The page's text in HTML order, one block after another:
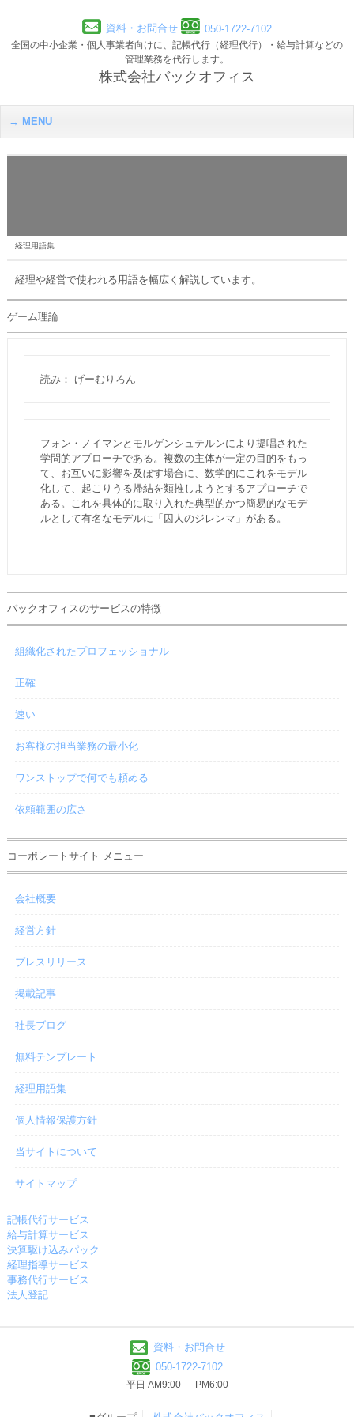
資料・お問合せ 050-1722-7102
全国の中小企業・個人事業者向けに、記帳代行（経理代行）・給与計算などの
管理業務を代行します。
株式会社バックオフィス
MENU
経理用語集
経理や経営で使われる用語を幅広く解説しています。
ゲーム理論
読み： げーむりろん
フォン・ノイマンとモルゲンシュテルンにより提唱された
学問的アプローチである。複数の主体が一定の目的をもっ
て、お互いに影響を及ぼす場合に、数学的にこれをモデル
化して、起こりうる帰結を類推しようとするアプローチで
ある。これを具体的に取り入れた典型的かつ簡易的なモデ
ルとして有名なモデルに「囚人のジレンマ」がある。
バックオフィスのサービスの特徴
組織化されたプロフェッショナル
正確
速い
お客様の担当業務の最小化
ワンストップで何でも頼める
依頼範囲の広さ
コーポレートサイト メニュー
会社概要
経営方針
プレスリリース
掲載記事
社長ブログ
無料テンプレート
経理用語集
個人情報保護方針
当サイトについて
サイトマップ
記帳代行サービス
給与計算サービス
決算駆け込みパック
経理指導サービス
事務代行サービス
法人登記
資料・お問合せ
050-1722-7102
平日 AM9:00 ― PM6:00